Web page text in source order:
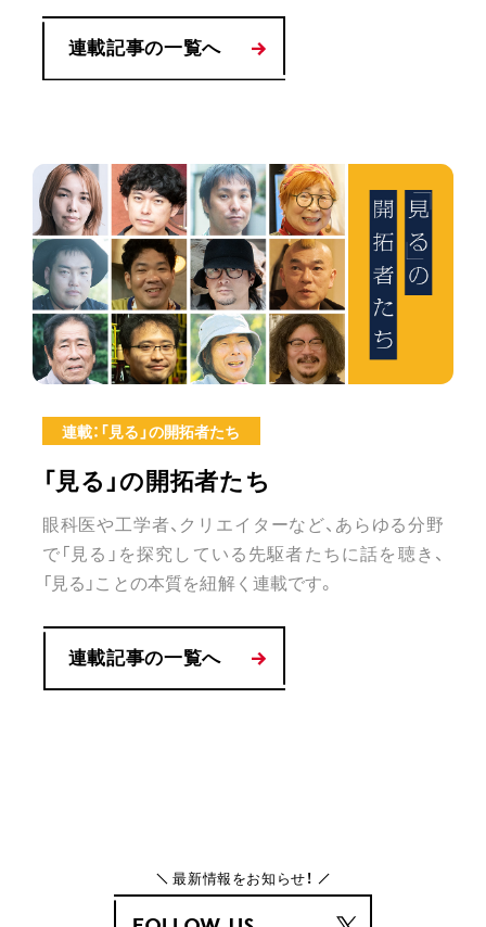
連載記事の一覧へ
連載：「見る」の開拓者たち
「見る」の開拓者たち
眼科医や工学者、クリエイターなど、あらゆる分野
で「見る」を探究している先駆者たちに話を聴き、
「見る」ことの本質を紐解く連載です。
連載記事の一覧へ
最新情報をお知らせ！